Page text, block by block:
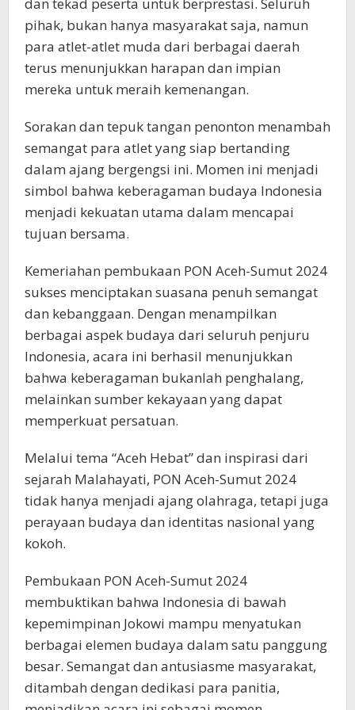
pihak, bukan hanya masyarakat saja, namun
para atlet-atlet muda dari berbagai daerah
terus menunjukkan harapan dan impian
mereka untuk meraih kemenangan.
Sorakan dan tepuk tangan penonton menambah
semangat para atlet yang siap bertanding
dalam ajang bergengsi ini. Momen ini menjadi
simbol bahwa keberagaman budaya Indonesia
menjadi kekuatan utama dalam mencapai
tujuan bersama.
Kemeriahan pembukaan PON Aceh-Sumut 2024
sukses menciptakan suasana penuh semangat
dan kebanggaan. Dengan menampilkan
berbagai aspek budaya dari seluruh penjuru
Indonesia, acara ini berhasil menunjukkan
bahwa keberagaman bukanlah penghalang,
melainkan sumber kekayaan yang dapat
memperkuat persatuan.
Melalui tema “Aceh Hebat” dan inspirasi dari
sejarah Malahayati, PON Aceh-Sumut 2024
tidak hanya menjadi ajang olahraga, tetapi juga
perayaan budaya dan identitas nasional yang
kokoh.
Pembukaan PON Aceh-Sumut 2024
membuktikan bahwa Indonesia di bawah
kepemimpinan Jokowi mampu menyatukan
berbagai elemen budaya dalam satu panggung
besar. Semangat dan antusiasme masyarakat,
ditambah dengan dedikasi para panitia,